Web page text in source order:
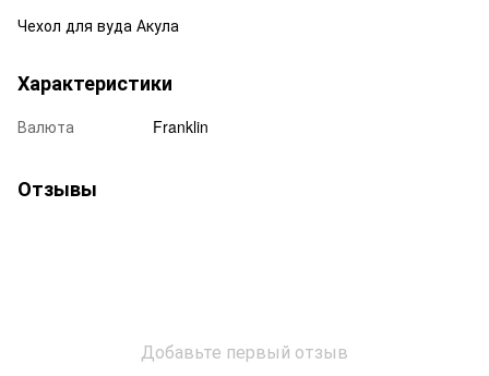
Чехол для вуда Акула
Характеристики
Валюта Franklin
Отзывы
Добавьте первый отзыв